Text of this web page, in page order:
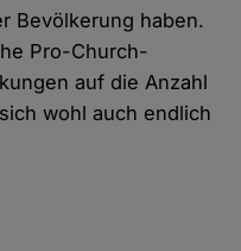
Bevölkerung haben.
Pro-Church-
auf die Anzahl
wohl auch endlich